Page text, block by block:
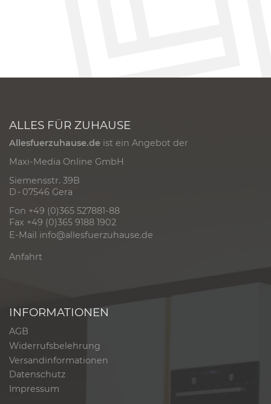
ALLES FÜR ZUHAUSE
Allesfuerzuhause.de ist ein Angebot der
Maxi-Media Online GmbH
Siemensstr. 39B
D - 07546 Gera
Fon +49 (0)365 527881-88
Fax +49 (0)365 9188 1902
E-Mail info@allesfuerzuhause.de
Anfahrt
INFORMATIONEN
AGB
Widerrufsbelehrung
Versandinformationen
Datenschutz
Impressum